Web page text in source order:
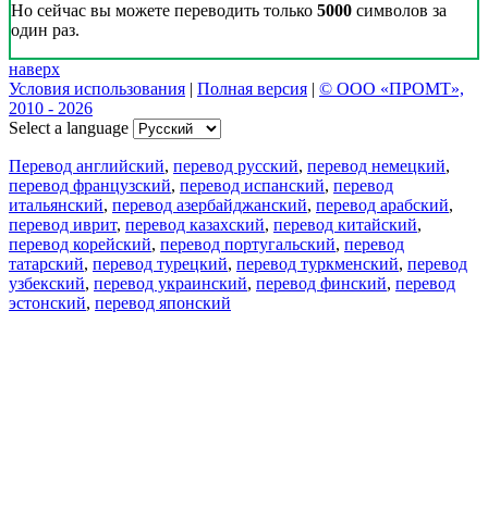
Но сейчас вы можете переводить только 5000 символов за
один раз.
наверх
Условия использования | Полная версия | © ООО «ПРОМТ»,
2010 - 2026
Select a language
Перевод английский, перевод русский, перевод немецкий,
перевод французский, перевод испанский, перевод
итальянский, перевод азербайджанский, перевод арабский,
перевод иврит, перевод казахский, перевод китайский,
перевод корейский, перевод португальский, перевод
татарский, перевод турецкий, перевод туркменский, перевод
узбекский, перевод украинский, перевод финский, перевод
эстонский, перевод японский